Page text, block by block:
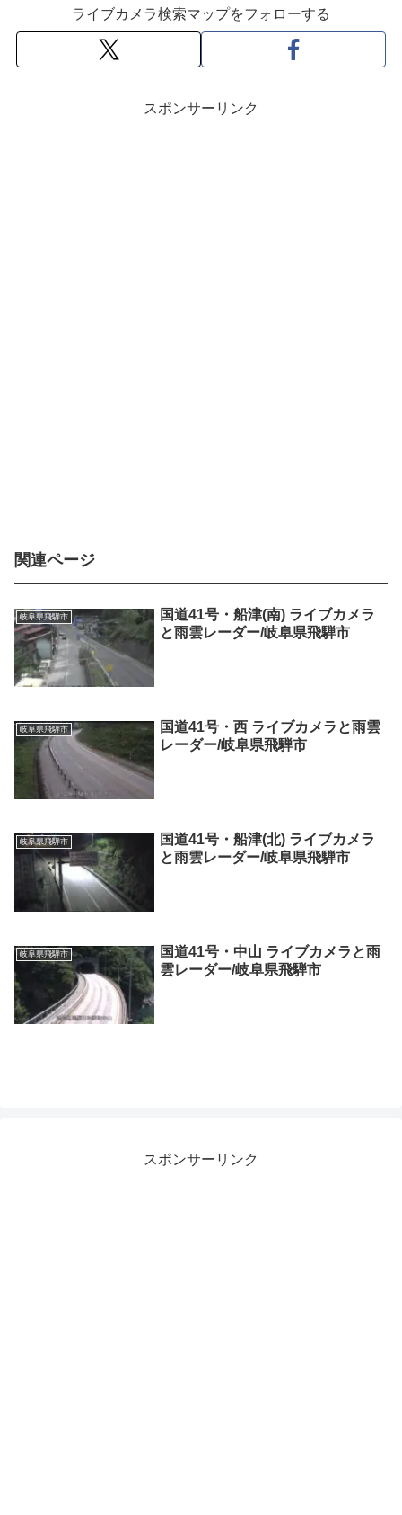
ライブカメラ検索マップをフォローする
スポンサーリンク
関連ページ
岐阜県飛騨市
国道41号・船津(南) ライブカメラ
と雨雲レーダー/岐阜県飛騨市
岐阜県飛騨市
国道41号・西 ライブカメラと雨雲
レーダー/岐阜県飛騨市
岐阜県飛騨市
国道41号・船津(北) ライブカメラ
と雨雲レーダー/岐阜県飛騨市
岐阜県飛騨市
国道41号・中山 ライブカメラと雨
雲レーダー/岐阜県飛騨市
スポンサーリンク